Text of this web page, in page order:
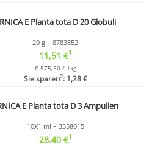
E Planta tota D 20 Globuli
20 g – 8783852
11,51 €1
€ 575,50 / 1kg
Sie sparen2: 1,28 €
E Planta tota D 3 Ampullen
10X1 ml – 3358015
28,40 €1